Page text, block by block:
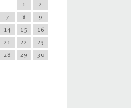
1
2
7 8
9
14 15
16
21 22
23
28 29
30